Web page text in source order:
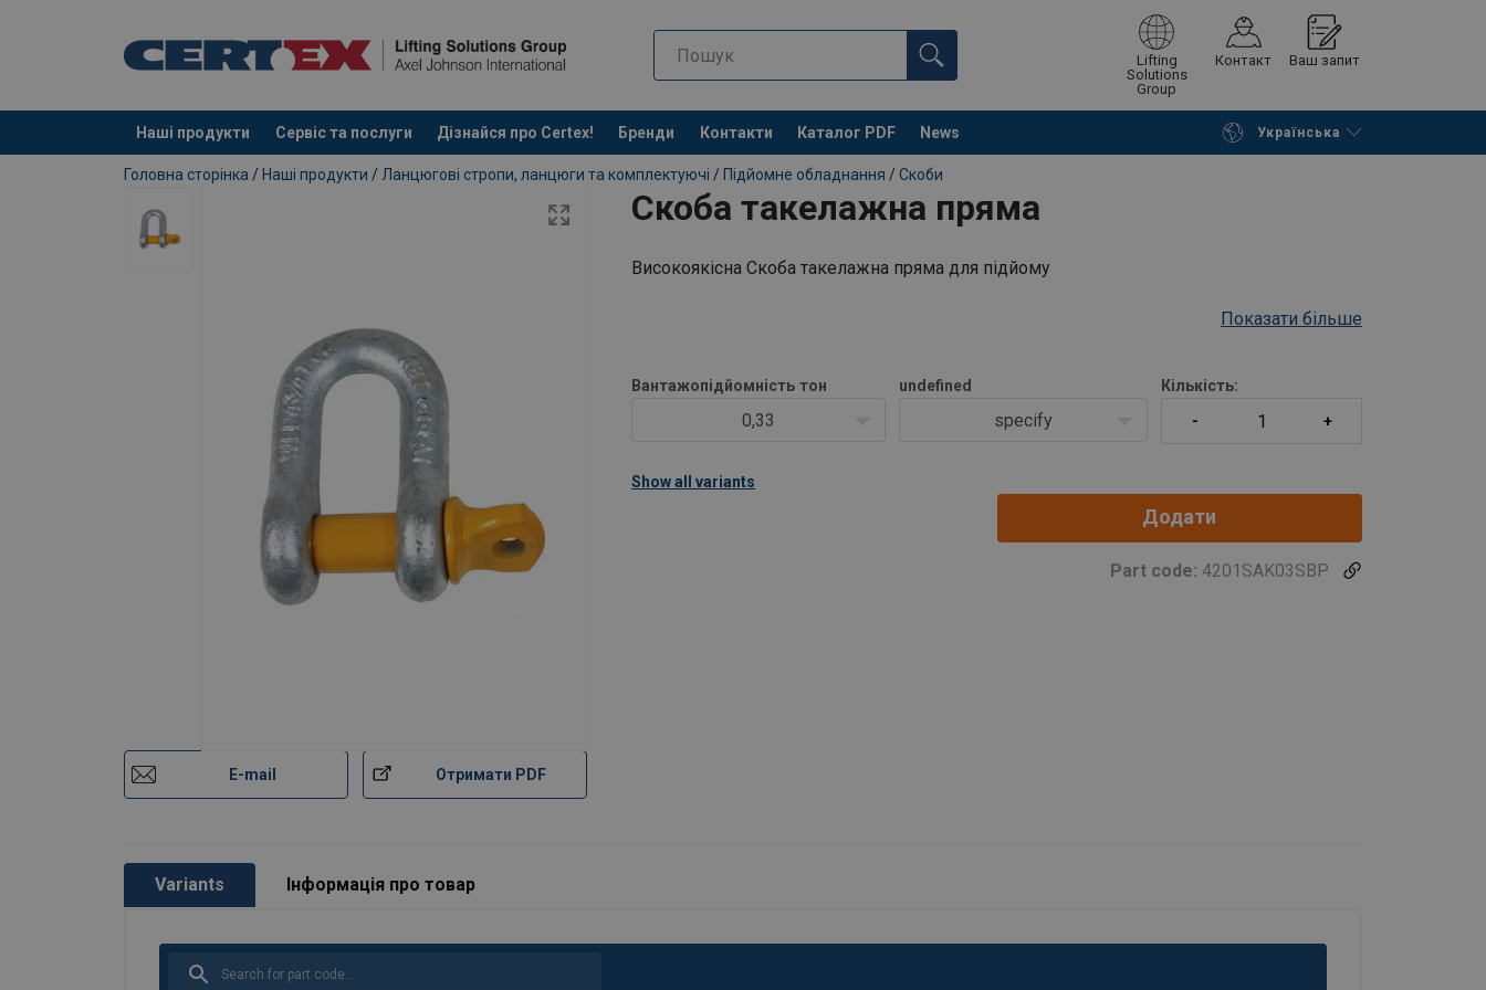
Lifting
Solutions
Group
Контакт Ваш запит
Наші продукти Сервіс та послуги Дізнайся про Certex! Бренди Контакти Каталог PDF News Українська
added to your quote Continue Request quotation
Головна сторінка / Наші продукти / Ланцюгові стропи, ланцюги та комплектуючі / Підйомне обладнання / Скоби
Скоба такелажна пряма
E-mail Отримати PDF
Високоякісна Скоба такелажна пряма для підйому
Показати більше
Вантажопідйомність тон
0,33
undefined
specify
Кількість:
Show all variants
Додати
Part code: 4201SAK03SBP
Variants Інформація про товар